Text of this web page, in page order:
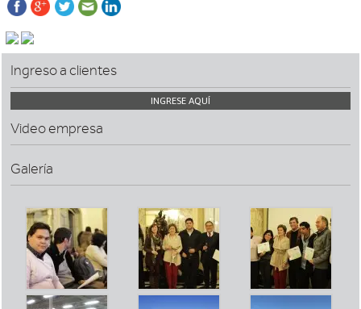
Ingreso a clientes
INGRESE AQUÍ
Video empresa
Galería